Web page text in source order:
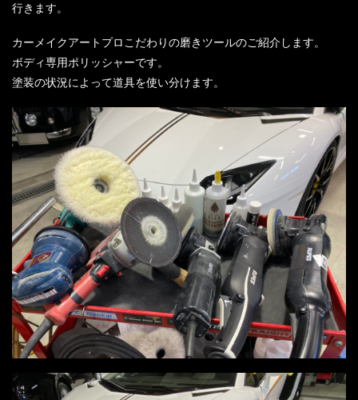
行きます。
カーメイクアートプロこだわりの磨きツールのご紹介します。
ボディ専用ポリッシャーです。
塗装の状況によって道具を使い分けます。